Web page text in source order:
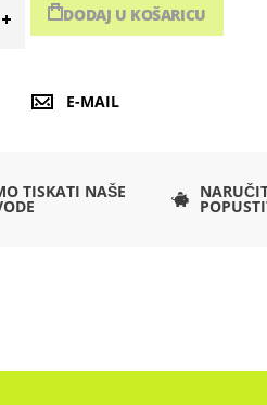
DODAJ U KOŠARICU
E-MAIL
TISKATI NAŠE